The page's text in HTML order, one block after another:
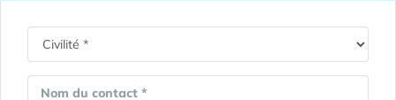
Nom du contact *